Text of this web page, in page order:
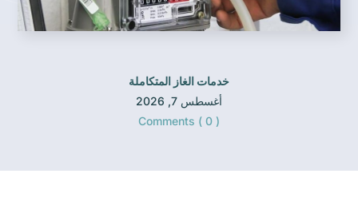
خدمات الغاز المتكاملة
أغسطس 7, 2026
Comments ( 0 )